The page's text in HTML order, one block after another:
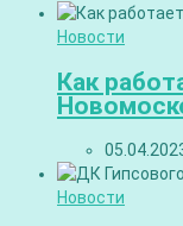
Новости
Как
Новости